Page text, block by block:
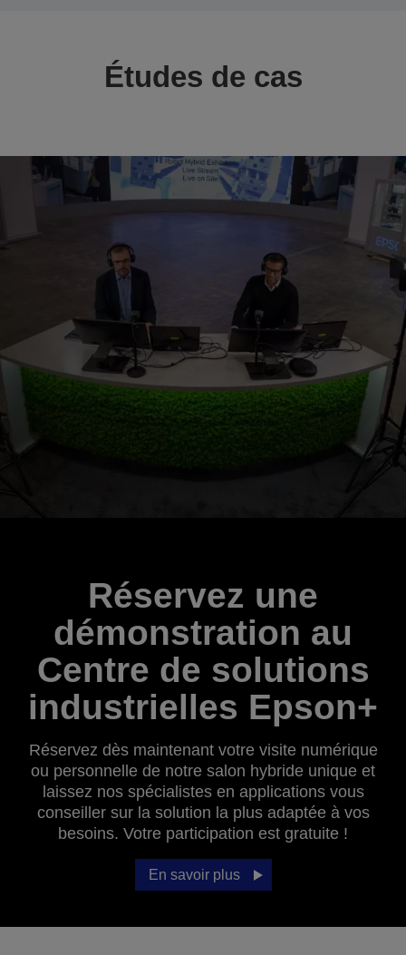
Études de cas
Réservez une
démonstration au
Centre de solutions
industrielles Epson+
Réservez dès maintenant votre visite numérique
ou personnelle de notre salon hybride unique et
laissez nos spécialistes en applications vous
conseiller sur la solution la plus adaptée à vos
besoins. Votre participation est gratuite !
En savoir plus